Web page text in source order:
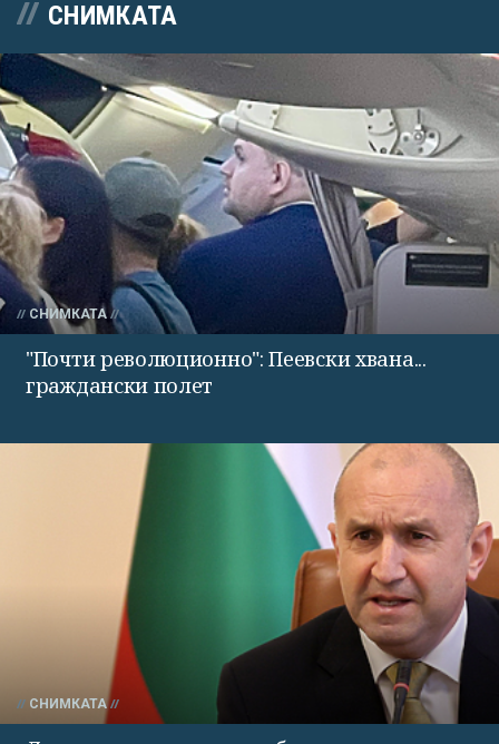
СНИМКАТА
СНИМКАТА
"Почти революционно": Пеевски хвана...
граждански полет
СНИМКАТА